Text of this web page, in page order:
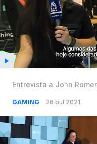
Entrevista a John
GAMING 26 out 2021